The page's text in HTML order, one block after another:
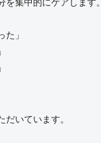
を集中的にケアします。
た」
だいています。